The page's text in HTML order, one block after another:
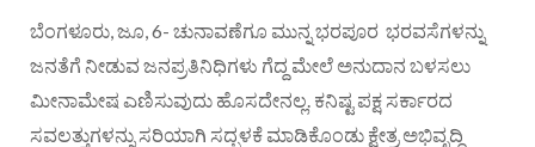
ಬೆಂಗಳೂರು, ಜೂ, 6- ಚುನಾವಣೆಗೂ ಮುನ್ನ ಭರಪೂರ ಭರವಸೆಗಳನ್ನು
ಜನತೆಗೆ ನೀಡುವ ಜನಪ್ರತಿನಿಧಿಗಳು ಗೆದ್ದ ಮೇಲೆ ಅನುದಾನ ಬಳಸಲು
ಮೀನಾಮೇಷ ಎಣಿಸುವುದು ಹೊಸದೇನಲ್ಲ. ಕನಿಷ್ಟ ಪಕ್ಷ ಸರ್ಕಾರದ
ಸವಲತ್ತುಗಳನ್ನು ಸರಿಯಾಗಿ ಸದ್ಬಳಕೆ ಮಾಡಿಕೊಂಡು ಕ್ಷೇತ್ರ ಅಭಿವೃದ್ದಿ